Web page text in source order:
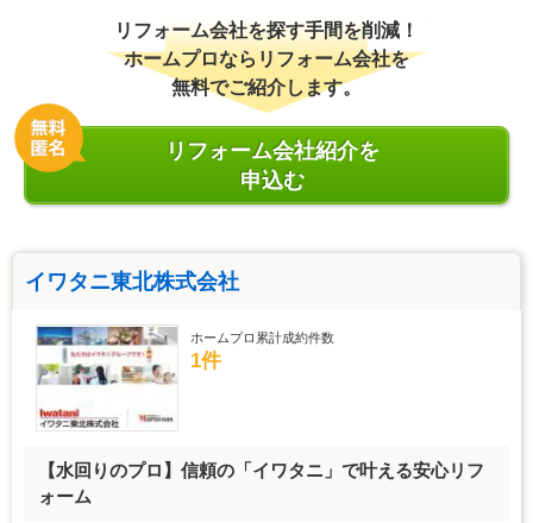
リフォーム会社を探す手間を削減！
ホームプロならリフォーム会社を
無料でご紹介します。
リフォーム会社紹介を
申込む
イワタニ東北株式会社
ホームプロ累計成約件数
1件
【水回りのプロ】信頼の「イワタニ」で叶える安心リフ
ォーム